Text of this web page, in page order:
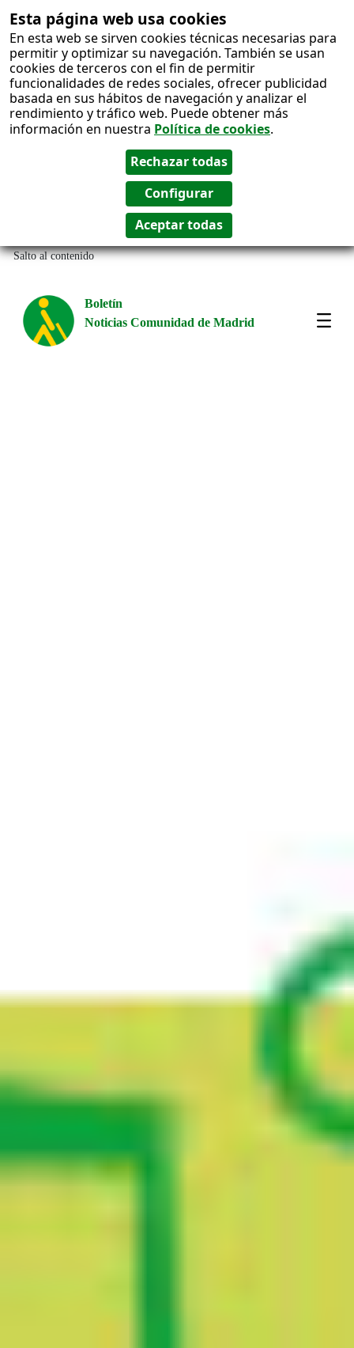
Esta página web usa cookies
En esta web se sirven cookies técnicas necesarias para
permitir y optimizar su navegación. También se usan
cookies de terceros con el fin de permitir
funcionalidades de redes sociales, ofrecer publicidad
basada en sus hábitos de navegación y analizar el
rendimiento y tráfico web. Puede obtener más
información en nuestra Política de cookies.
Salto al contenido
Boletín
Noticias Comunidad de Madrid